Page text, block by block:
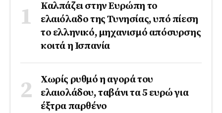
Καλπάζει στην Ευρώπη το
ελαιόλαδο της Τυνησίας, υπό πίεση
το ελληνικό, μηχανισμό απόσυρσης
κοιτά η Ισπανία
Χωρίς ρυθμό η αγορά του
ελαιολάδου, ταβάνι τα 5 ευρώ για
έξτρα παρθένο